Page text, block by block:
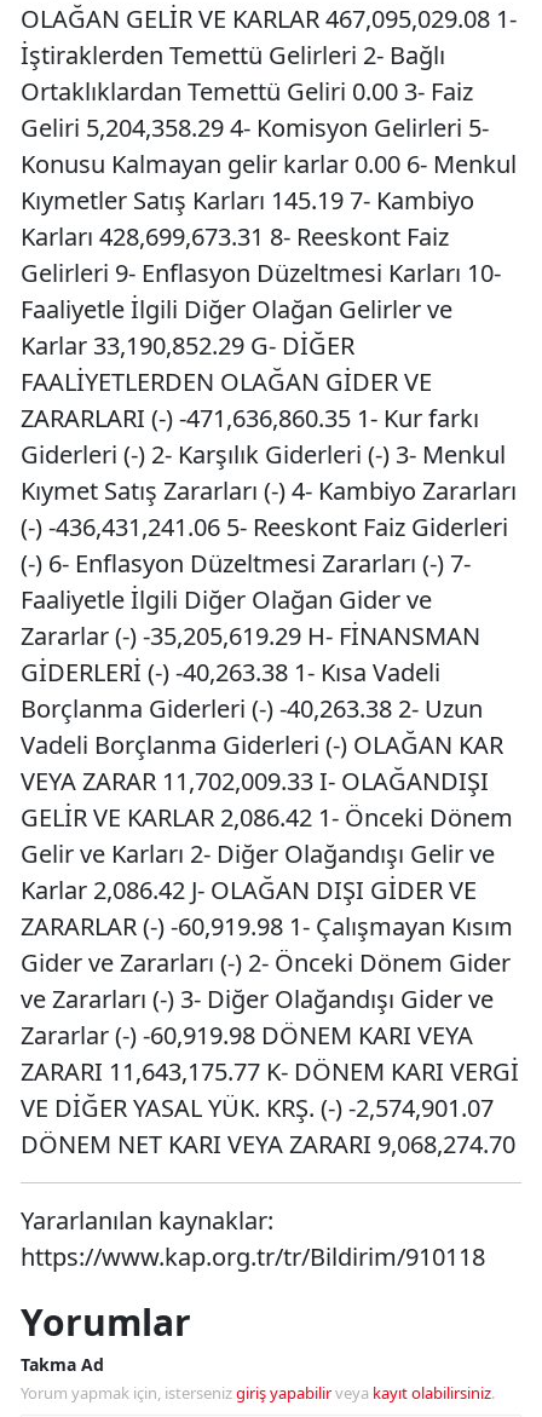
OLAĞAN GELİR VE KARLAR 467,095,029.08 1-
İştiraklerden Temettü Gelirleri 2- Bağlı
Ortaklıklardan Temettü Geliri 0.00 3- Faiz
Geliri 5,204,358.29 4- Komisyon Gelirleri 5-
Konusu Kalmayan gelir karlar 0.00 6- Menkul
Kıymetler Satış Karları 145.19 7- Kambiyo
Karları 428,699,673.31 8- Reeskont Faiz
Gelirleri 9- Enflasyon Düzeltmesi Karları 10-
Faaliyetle İlgili Diğer Olağan Gelirler ve
Karlar 33,190,852.29 G- DİĞER
FAALİYETLERDEN OLAĞAN GİDER VE
ZARARLARI (-) -471,636,860.35 1- Kur farkı
Giderleri (-) 2- Karşılık Giderleri (-) 3- Menkul
Kıymet Satış Zararları (-) 4- Kambiyo Zararları
(-) -436,431,241.06 5- Reeskont Faiz Giderleri
(-) 6- Enflasyon Düzeltmesi Zararları (-) 7-
Faaliyetle İlgili Diğer Olağan Gider ve
Zararlar (-) -35,205,619.29 H- FİNANSMAN
GİDERLERİ (-) -40,263.38 1- Kısa Vadeli
Borçlanma Giderleri (-) -40,263.38 2- Uzun
Vadeli Borçlanma Giderleri (-) OLAĞAN KAR
VEYA ZARAR 11,702,009.33 I- OLAĞANDIŞI
GELİR VE KARLAR 2,086.42 1- Önceki Dönem
Gelir ve Karları 2- Diğer Olağandışı Gelir ve
Karlar 2,086.42 J- OLAĞAN DIŞI GİDER VE
ZARARLAR (-) -60,919.98 1- Çalışmayan Kısım
Gider ve Zararları (-) 2- Önceki Dönem Gider
ve Zararları (-) 3- Diğer Olağandışı Gider ve
Zararlar (-) -60,919.98 DÖNEM KARI VEYA
ZARARI 11,643,175.77 K- DÖNEM KARI VERGİ
VE DİĞER YASAL YÜK. KRŞ. (-) -2,574,901.07
DÖNEM NET KARI VEYA ZARARI 9,068,274.70
Yararlanılan kaynaklar:
https://www.kap.org.tr/tr/Bildirim/910118
Yorumlar
Takma Ad
Yorum yapmak için, istersenizgiriş yapabilirveya kayıt olabilirsiniz.